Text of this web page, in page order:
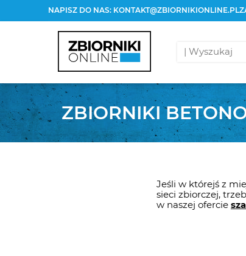
NAPISZ DO NAS: KONTAKT@ZBIORNIKIONLINE.PL
ZBIORNIKI
Jeśli w którejś z
sieci zbiorczej,
w naszej ofercie